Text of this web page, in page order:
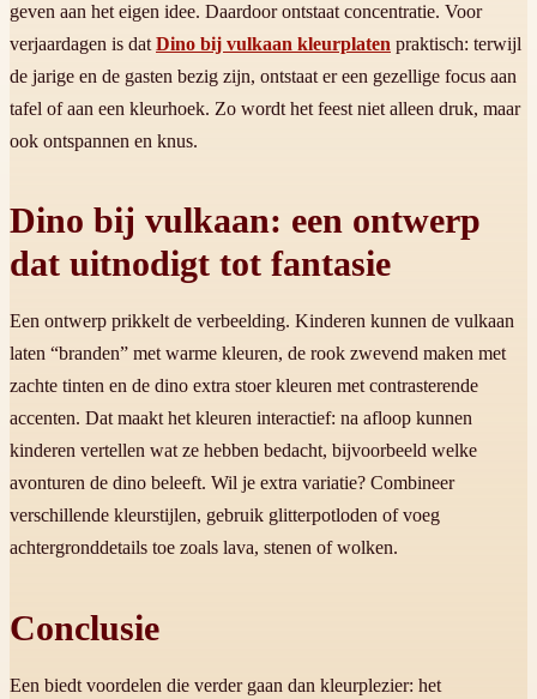
geven aan het eigen idee. Daardoor ontstaat concentratie. Voor
verjaardagen is dat Dino bij vulkaan kleurplaten praktisch: terwijl
de jarige en de gasten bezig zijn, ontstaat er een gezellige focus aan
tafel of aan een kleurhoek. Zo wordt het feest niet alleen druk, maar
ook ontspannen en knus.
Dino bij vulkaan: een ontwerp
dat uitnodigt tot fantasie
Een ontwerp prikkelt de verbeelding. Kinderen kunnen de vulkaan
laten “branden” met warme kleuren, de rook zwevend maken met
zachte tinten en de dino extra stoer kleuren met contrasterende
accenten. Dat maakt het kleuren interactief: na afloop kunnen
kinderen vertellen wat ze hebben bedacht, bijvoorbeeld welke
avonturen de dino beleeft. Wil je extra variatie? Combineer
verschillende kleurstijlen, gebruik glitterpotloden of voeg
achtergronddetails toe zoals lava, stenen of wolken.
Conclusie
Een biedt voordelen die verder gaan dan kleurplezier: het